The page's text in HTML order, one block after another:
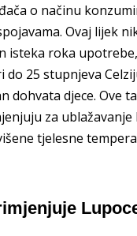
o načinu
Ovaj lijek
isteka roka
do 25 stupnjeva
dohvata djece. Ove
za ublažavanje
tjelesne